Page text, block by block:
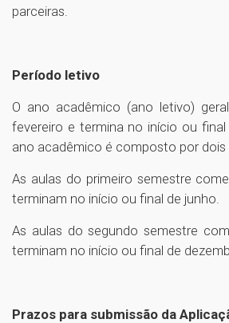
parceiras.
Período letivo
O ano acadêmico (ano letivo)
fevereiro e termina no início ou
ano acadêmico é composto por dois
As aulas do primeiro semestre
terminam no início ou final de junho.
As aulas do segundo semestre
terminam no início ou final de
Prazos para submissão da